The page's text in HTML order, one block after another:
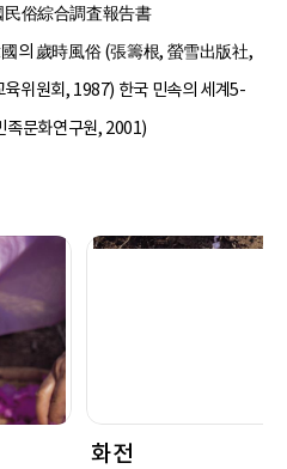
俗綜合調査報告書
의 歲時風俗 (張籌根, 螢雪出版社,
위원회, 1987) 한국 민속의 세계5-
족문화연구원, 2001)
화전